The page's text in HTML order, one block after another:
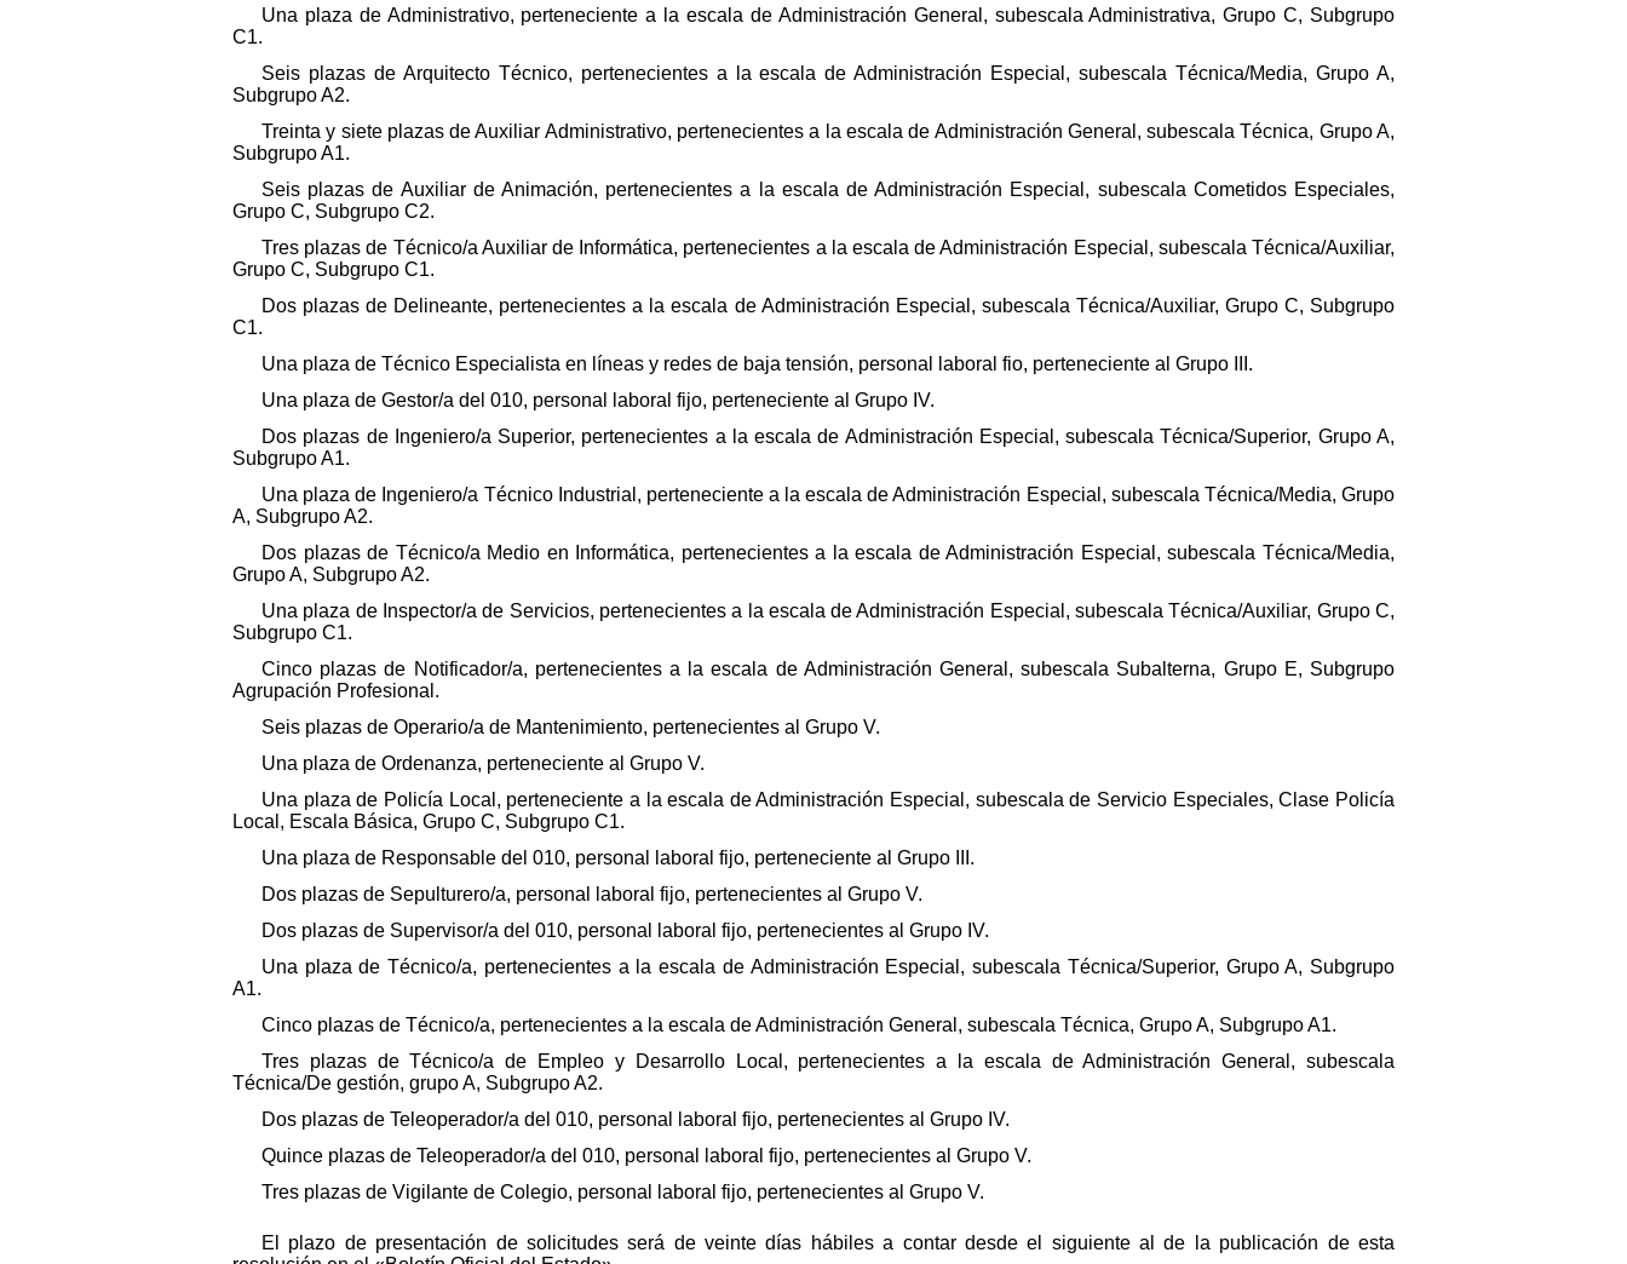
Una plaza de Administrativo, perteneciente a la escala de Administración General, subescala Administrativa, Grupo C, Subgrupo
C1.
Seis plazas de Arquitecto Técnico, pertenecientes a la escala de Administración Especial, subescala Técnica/Media, Grupo A,
Subgrupo A2.
Treinta y siete plazas de Auxiliar Administrativo, pertenecientes a la escala de Administración General, subescala Técnica, Grupo A,
Subgrupo A1.
Seis plazas de Auxiliar de Animación, pertenecientes a la escala de Administración Especial, subescala Cometidos Especiales,
Grupo C, Subgrupo C2.
Tres plazas de Técnico/a Auxiliar de Informática, pertenecientes a la escala de Administración Especial, subescala Técnica/Auxiliar,
Grupo C, Subgrupo C1.
Dos plazas de Delineante, pertenecientes a la escala de Administración Especial, subescala Técnica/Auxiliar, Grupo C, Subgrupo
C1.
Una plaza de Técnico Especialista en líneas y redes de baja tensión, personal laboral fio, perteneciente al Grupo III.
Una plaza de Gestor/a del 010, personal laboral fijo, perteneciente al Grupo IV.
Dos plazas de Ingeniero/a Superior, pertenecientes a la escala de Administración Especial, subescala Técnica/Superior, Grupo A,
Subgrupo A1.
Una plaza de Ingeniero/a Técnico Industrial, perteneciente a la escala de Administración Especial, subescala Técnica/Media, Grupo
A, Subgrupo A2.
Dos plazas de Técnico/a Medio en Informática, pertenecientes a la escala de Administración Especial, subescala Técnica/Media,
Grupo A, Subgrupo A2.
Una plaza de Inspector/a de Servicios, pertenecientes a la escala de Administración Especial, subescala Técnica/Auxiliar, Grupo C,
Subgrupo C1.
Cinco plazas de Notificador/a, pertenecientes a la escala de Administración General, subescala Subalterna, Grupo E, Subgrupo
Agrupación Profesional.
Seis plazas de Operario/a de Mantenimiento, pertenecientes al Grupo V.
Una plaza de Ordenanza, perteneciente al Grupo V.
Una plaza de Policía Local, perteneciente a la escala de Administración Especial, subescala de Servicio Especiales, Clase Policía
Local, Escala Básica, Grupo C, Subgrupo C1.
Una plaza de Responsable del 010, personal laboral fijo, perteneciente al Grupo III.
Dos plazas de Sepulturero/a, personal laboral fijo, pertenecientes al Grupo V.
Dos plazas de Supervisor/a del 010, personal laboral fijo, pertenecientes al Grupo IV.
Una plaza de Técnico/a, pertenecientes a la escala de Administración Especial, subescala Técnica/Superior, Grupo A, Subgrupo
A1.
Cinco plazas de Técnico/a, pertenecientes a la escala de Administración General, subescala Técnica, Grupo A, Subgrupo A1.
Tres plazas de Técnico/a de Empleo y Desarrollo Local, pertenecientes a la escala de Administración General, subescala
Técnica/De gestión, grupo A, Subgrupo A2.
Dos plazas de Teleoperador/a del 010, personal laboral fijo, pertenecientes al Grupo IV.
Quince plazas de Teleoperador/a del 010, personal laboral fijo, pertenecientes al Grupo V.
Tres plazas de Vigilante de Colegio, personal laboral fijo, pertenecientes al Grupo V.
El plazo de presentación de solicitudes será de veinte días hábiles a contar desde el siguiente al de la publicación de esta